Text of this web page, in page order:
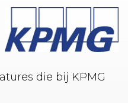
die bij KPMG